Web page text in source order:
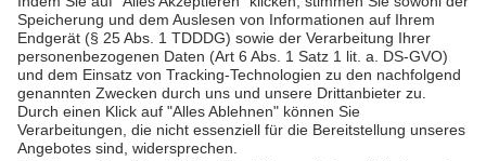
gegen ASCK Simbach